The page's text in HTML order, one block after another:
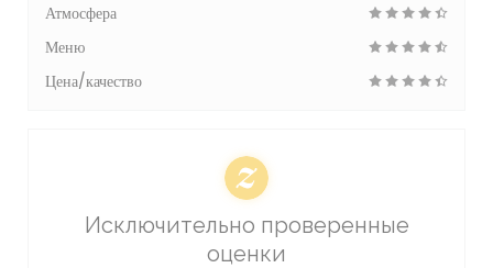
Атмосфера
Меню
Цена/качество
Исключительно проверенные
оценки